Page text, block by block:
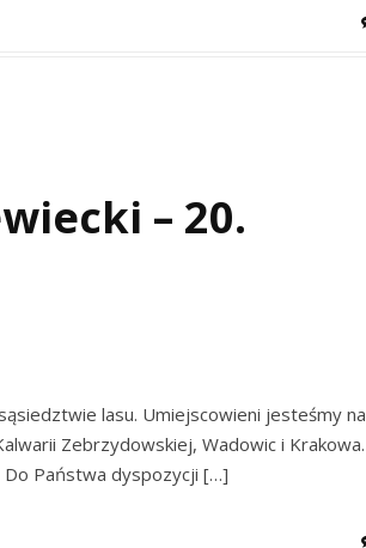
– 20.
lasu. Umiejscowieni jesteśmy na
Zebrzydowskiej, Wadowic i Krakowa.
Do Państwa dyspozycji […]